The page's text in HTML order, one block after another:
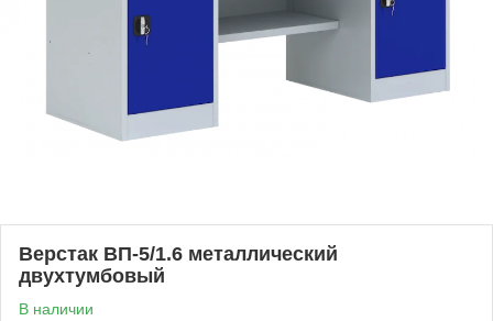
Верстак ВП-5/1.6 металлический
двухтумбовый
В наличии